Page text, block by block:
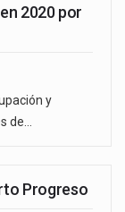
2020 por
y
de…
Progreso